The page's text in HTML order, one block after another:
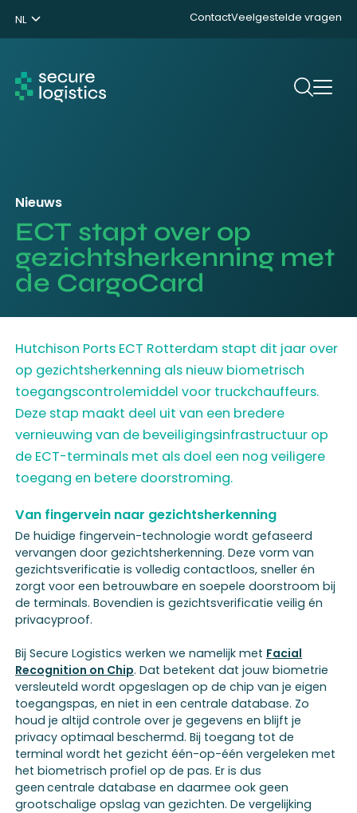
NL
ENG
DE
ContactVeelgestelde vragen
Nieuws
ECT stapt over op
gezichtsherkenning met
de CargoCard
Hutchison Ports ECT Rotterdam stapt dit jaar over
op gezichtsherkenning als nieuw biometrisch
toegangscontrolemiddel voor truckchauffeurs.
Deze stap maakt deel uit van een bredere
vernieuwing van de beveiligingsinfrastructuur op
de ECT-terminals met als doel een nog veiligere
toegang en betere doorstroming.
Van fingervein naar gezichtsherkenning
De huidige fingervein-technologie wordt gefaseerd
vervangen door gezichtsherkenning. Deze vorm van
gezichtsverificatie is volledig contactloos, sneller én
zorgt voor een betrouwbare en soepele doorstroom bij
de terminals. Bovendien is gezichtsverificatie veilig én
privacyproof.
Bij Secure Logistics werken we namelijk met Facial
Recognition on Chip. Dat betekent dat jouw biometrie
versleuteld wordt opgeslagen op de chip van je eigen
toegangspas, en niet in een centrale database. Zo
houd je altijd controle over je gegevens en blijft je
privacy optimaal beschermd. Bij toegang tot de
terminal wordt het gezicht één-op-één vergeleken met
het biometrisch profiel op de pas. Er is dus
geen centrale database en daarmee ook geen
grootschalige opslag van gezichten. De vergelijking